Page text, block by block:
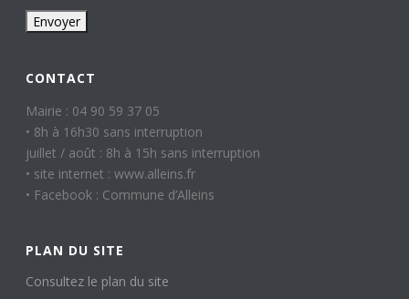
CONTACT
Mairie : 04 90 59 37 05
• 8h à 16h30 sans interruption
juillet / août : 8h à 15h sans interruption
• site internet : www.alleins.fr
• Facebook : Commune d’Alleins
PLAN DU SITE
Consultez le plan du site